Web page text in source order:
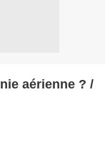
aérienne ? /